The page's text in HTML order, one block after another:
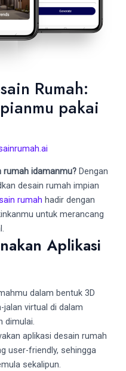
Rumah:
pakai
rumah idamanmu? Dengan
desain rumah impian
rumahhadir dengan
untuk merancang
Aplikasi
dalam bentuk 3D
jalan virtual di dalam
dimulai.
aplikasi desain rumah
user-friendly, sehingga
sekalipun.